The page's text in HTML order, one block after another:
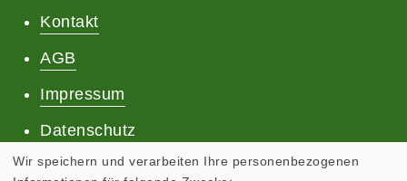
Kontakt
AGB
Impressum
Datenschutz
Wir speichern und verarbeiten Ihre personenbezogenen